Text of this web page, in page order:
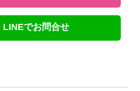
LINEでお問合せ